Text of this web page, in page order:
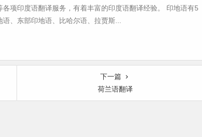
各项印度语翻译服务，有着丰富的印度语翻译经验。 印地语有5
、东部印地语、比哈尔语、拉贾斯...
下一篇
荷兰语翻译